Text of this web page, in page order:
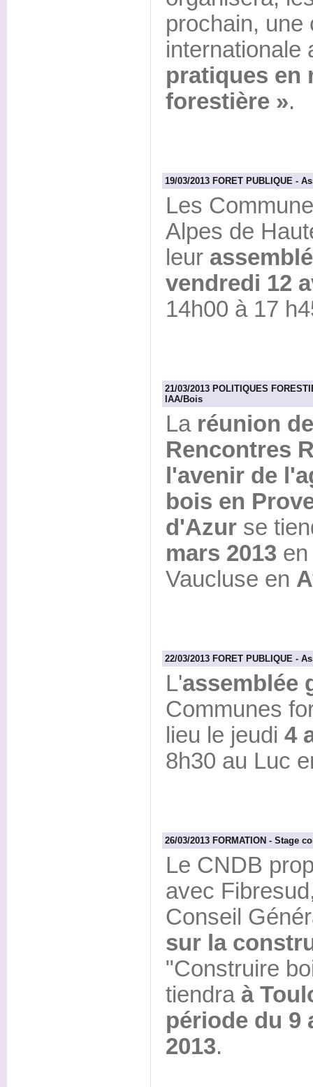
prochain, une
internationale
pratiques en
forestière ».
19/03/2013 FORET PUBLIQUE -
Les
Alpes de
leur
vendredi 12
14h00 à 17
21/03/2013 POLITIQUES
IAA/Bois
La réunion
Rencontres
l'avenir de
bois en
d'Azurse
mars 2013
Vaucluse en
22/03/2013 FORET PUBLIQUE -
L'assemblée
Communes
lieu le jeudi 4
8h30 au Luc
26/03/2013 FORMATION - Stage
Le CNDB
avec
Conseil
sur la
"Construire
tiendra à
période du 9
2013.